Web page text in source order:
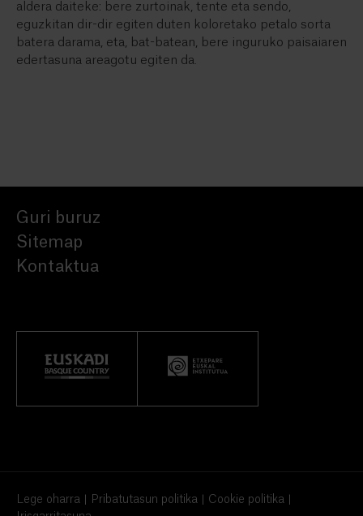
aldera daiteke: bere zurtoinak, tente eta sendo,
eguzkitan dir-dir egiten duten koloretako petalo sorta
batera darama, eta, bat-batean, bere inguruko paisaiaren
edertasuna areagotu egiten da.
Guri buruz
Sitemap
Kontaktua
Lege oharra Pribatutasun politika
Cookie politika